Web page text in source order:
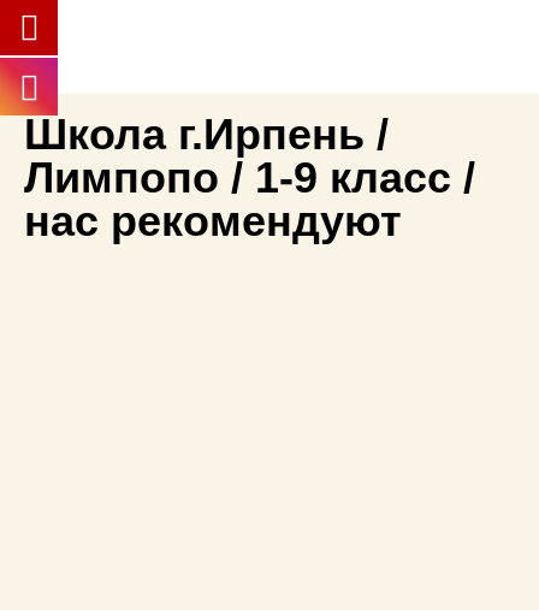
Школа г.Ирпень /
Лимпопо / 1-9 класс /
нас рекомендуют